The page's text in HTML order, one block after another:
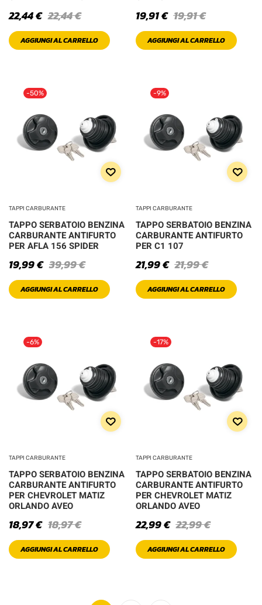
22,44€
22,44€
AGGIUNGI AL CARRELLO
19,91€
19,91€
AGGIUNGI AL CARRELLO
-50%
TAPPI CARBURANTE
TAPPO SERBATOIO BENZINA
CARBURANTE ANTIFURTO
PER AFLA 156 SPIDER
39,99€
19,99€
AGGIUNGI AL CARRELLO
-9%
TAPPI CARBURANTE
TAPPO SERBATOIO BENZINA
CARBURANTE ANTIFURTO
PER C1 107
21,99€
21,99€
AGGIUNGI AL CARRELLO
-6%
TAPPI CARBURANTE
TAPPO SERBATOIO BENZINA
CARBURANTE ANTIFURTO
PER CHEVROLET MATIZ
ORLANDO AVEO
18,97€
18,97€
AGGIUNGI AL CARRELLO
-17%
TAPPI CARBURANTE
TAPPO SERBATOIO BENZINA
CARBURANTE ANTIFURTO
PER CHEVROLET MATIZ
ORLANDO AVEO
22,99€
22,99€
AGGIUNGI AL CARRELLO